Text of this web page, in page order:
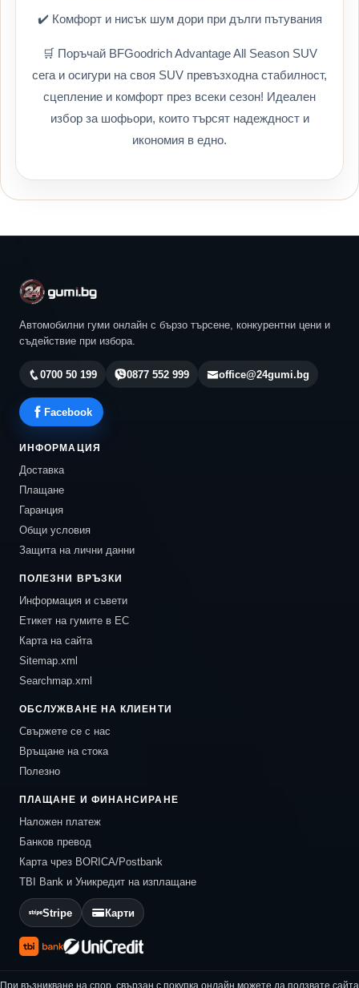
✔️ Комфорт и нисък шум дори при дълги пътувания
🛒 Поръчай BFGoodrich Advantage All Season SUV
сега и осигури на своя SUV превъзходна стабилност,
сцепление и комфорт през всеки сезон! Идеален
избор за шофьори, които търсят надеждност и
икономия в едно.
Автомобилни гуми онлайн с бързо търсене, конкурентни цени и
съдействие при избора.
0700 50 199 0877 552 999 office@24gumi.bg
Facebook
ИНФОРМАЦИЯ
Доставка
Плащане
Гаранция
Общи условия
Защита на лични данни
ПОЛЕЗНИ ВРЪЗКИ
Информация и съвети
Етикет на гумите в ЕС
Карта на сайта
Sitemap.xml
Searchmap.xml
ОБСЛУЖВАНЕ НА КЛИЕНТИ
Свържете се с нас
Връщане на стока
Полезно
ПЛАЩАНЕ И ФИНАНСИРАНЕ
Наложен платеж
Банков превод
Карта чрез BORICA/Postbank
TBI Bank и Уникредит на изплащане
Stripe Карти
При възникване на спор, свързан с покупка онлайн можете да ползвате сайта